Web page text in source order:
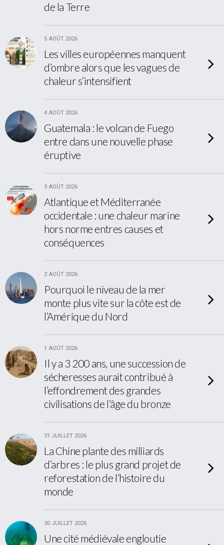
de la Terre
5 AOÛT 2026
Les villes européennes manquent
d’ombre alors que les vagues de
chaleur s’intensifient
4 AOÛT 2026
Guatemala : le volcan de Fuego
entre dans une nouvelle phase
éruptive
3 AOÛT 2026
Atlantique et Méditerranée
occidentale : une chaleur marine
hors norme entres causes et
conséquences
2 AOÛT 2026
Pourquoi le niveau de la mer
monte plus vite sur la côte est de
l’Amérique du Nord
1 AOÛT 2026
Il y a 3 200 ans, une succession de
sécheresses aurait contribué à
l’effondrement des grandes
civilisations de l’âge du bronze
31 JUILLET 2026
La Chine plante des milliards
d’arbres : le plus grand projet de
reforestation de l’histoire du
monde
30 JUILLET 2026
Une cité médiévale engloutie